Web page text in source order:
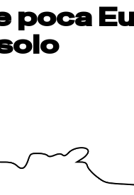
poca